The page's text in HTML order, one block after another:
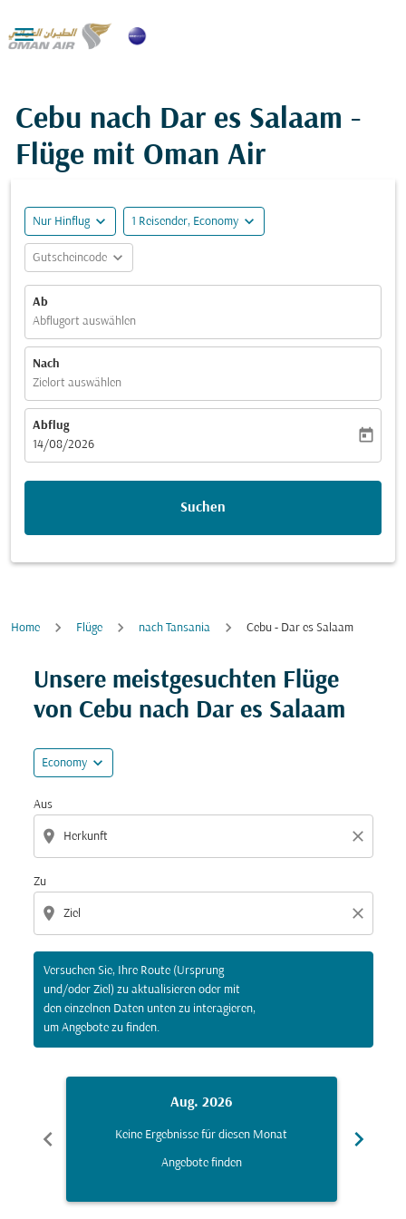

Cebu nach Dar es Salaam -
Flüge mit Oman Air
Nur Hinflug expand_more 1 Reisender, Economy expand_more
Gutscheincode expand_more
Ab
Abflugort auswählen
Nach
Zielort auswählen
Abflug
fc-booking-departure-date-aria-label
14/08/2026
today
Suchen
Home Flüge nach Tansania Cebu - Dar es Salaam
Unsere meistgesuchten Flüge
von Cebu nach Dar es Salaam
Economy expand_more
Aus
location_on close
Zu
location_on close
Versuchen Sie, Ihre Route (Ursprung
und/oder Ziel) zu aktualisieren oder mit
den einzelnen Daten unten zu interagieren,
um Angebote zu finden.
Versuchen Sie, Ihre Route (Ursprung und/oder Ziel)
chevron_left
Aug. 2026
Keine Ergebnisse für diesen Monat
Angebote finden
chevron_right